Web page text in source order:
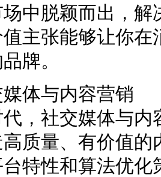
中脱颖而出，
主张能够让你
牌。
体与内容营销
，社交媒体与
质量、有价值
特性和算法优